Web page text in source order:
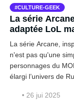
CULTURE-GEEK
La série
adaptée LoL
La série Arcane,
n'est pas qu'une
personnages du
élargi l’univers de
• 26 jui 2025